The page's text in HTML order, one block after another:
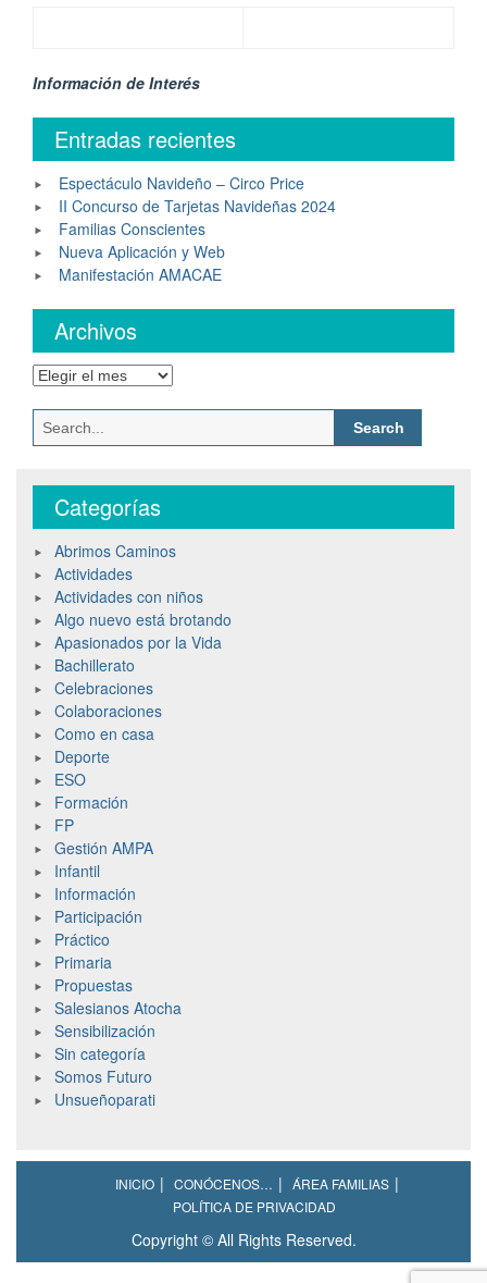
Información de Interés
Entradas recientes
Espectáculo Navideño – Circo Price
II Concurso de Tarjetas Navideñas 2024
Familias Conscientes
Nueva Aplicación y Web
Manifestación AMACAE
Archivos
Categorías
Abrimos Caminos
Actividades
Actividades con niños
Algo nuevo está brotando
Apasionados por la Vida
Bachillerato
Celebraciones
Colaboraciones
Como en casa
Deporte
ESO
Formación
FP
Gestión AMPA
Infantil
Información
Participación
Práctico
Primaria
Propuestas
Salesianos Atocha
Sensibilización
Sin categoría
Somos Futuro
Unsueñoparati
INICIO CONÓCENOS…
ÁREA FAMILIAS
POLÍTICA DE PRIVACIDAD
Copyright © All Rights Reserved.